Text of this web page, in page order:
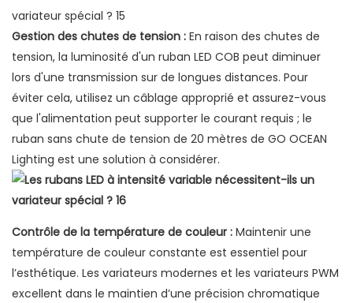
Gestion des chutes de tension : En raison des chutes de
tension, la luminosité d'un ruban LED COB peut diminuer
lors d'une transmission sur de longues distances. Pour
éviter cela, utilisez un câblage approprié et assurez-vous
que l'alimentation peut supporter le courant requis ; le
ruban sans chute de tension de 20 mètres de GO OCEAN
Lighting est une solution à considérer.
Contrôle de la température de couleur : Maintenir une
température de couleur constante est essentiel pour
l’esthétique. Les variateurs modernes et les variateurs PWM
excellent dans le maintien d’une précision chromatique